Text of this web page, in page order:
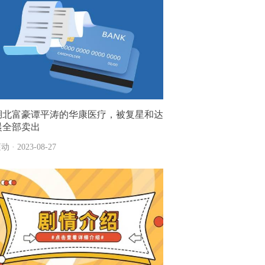
北富豪谭平涛的华康医疗，被复星和达
全部卖出
· 2023-08-27